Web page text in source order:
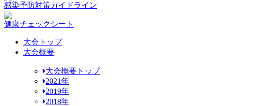
感染予防対策ガイドライン
健康チェックシート
大会トップ
大会概要
大会概要トップ
2021年
2019年
2018年